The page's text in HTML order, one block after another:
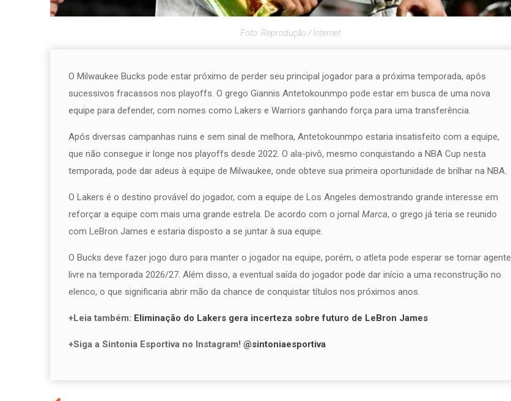
Foto: Reprodução / Internet
O Milwaukee Bucks pode estar próximo de perder seu principal jogador para a próxima temporada, após
sucessivos fracassos nos playoffs. O grego Giannis Antetokounmpo pode estar em busca de uma nova
equipe para defender, com nomes como Lakers e Warriors ganhando força para uma transferência.
Após diversas campanhas ruins e sem sinal de melhora, Antetokounmpo estaria insatisfeito com a equipe,
que não consegue ir longe nos playoffs desde 2022. O ala-pivô, mesmo conquistando a NBA Cup nesta
temporada, pode dar adeus à equipe de Milwaukee, onde obteve sua primeira oportunidade de brilhar na NBA.
O Lakers é o destino provável do jogador, com a equipe de Los Angeles demostrando grande interesse em
reforçar a equipe com mais uma grande estrela. De acordo com o jornal Marca, o grego já teria se reunido
com LeBron James e estaria disposto a se juntar à sua equipe.
O Bucks deve fazer jogo duro para manter o jogador na equipe, porém, o atleta pode esperar se tornar agente
livre na temporada 2026/27. Além disso, a eventual saída do jogador pode dar início a uma reconstrução no
elenco, o que significaria abrir mão da chance de conquistar títulos nos próximos anos.
+Leia também: Eliminação do Lakers gera incerteza sobre futuro de LeBron James
+Siga a Sintonia Esportiva no Instagram! @sintoniaesportiva